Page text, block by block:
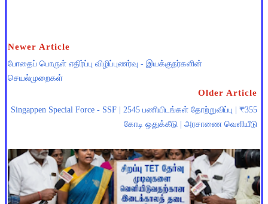
Newer Article
போதைப் பொருள் எதிர்ப்பு விழிப்புணர்வு - இயக்குநர்களின்
செயல்முறைகள்
Older Article
Singappen Special Force - SSF | 2545 பணியிடங்கள் தோற்றுவிப்பு | ₹355
கோடி ஒதுக்கீடு | அரசாணை வெளியீடு